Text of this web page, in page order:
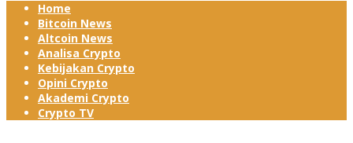
Home
Bitcoin News
Altcoin News
Analisa Crypto
Kebijakan Crypto
Opini Crypto
Akademi Crypto
Crypto TV